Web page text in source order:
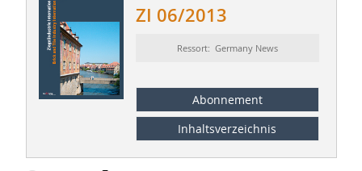
ZI 06/2013
Ressort: Germany News
Abonnement
Inhaltsverzeichnis